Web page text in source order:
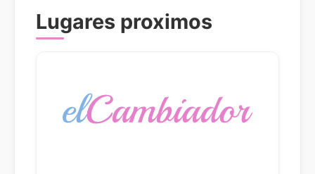
Lugares proximos